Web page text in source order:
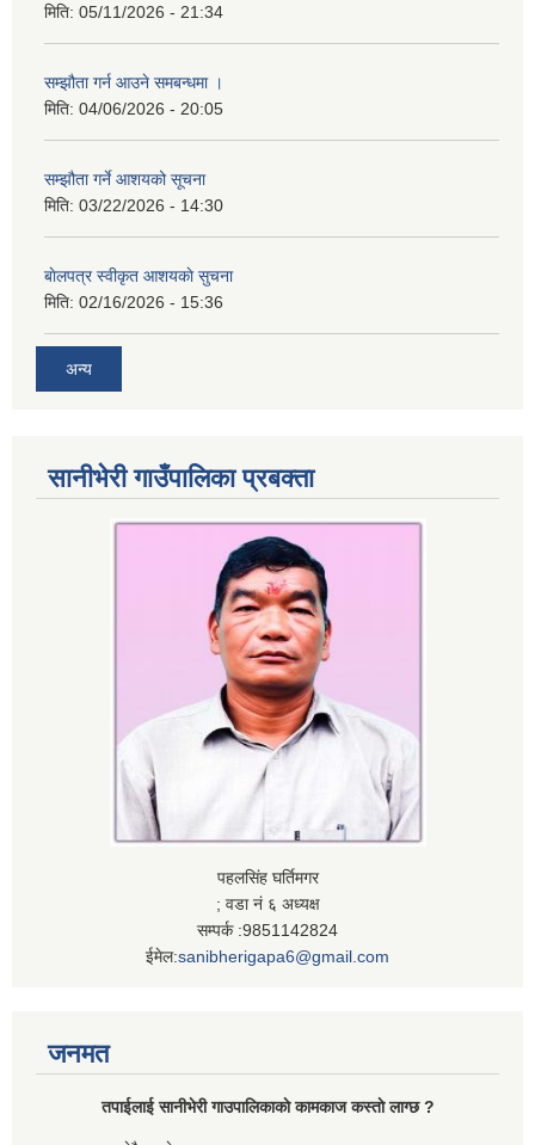
मिति: 05/11/2026 - 21:34
सम्झौता गर्न आउने समबन्धमा ।
मिति: 04/06/2026 - 20:05
सम्झौता गर्ने आशयको सूचना
मिति: 03/22/2026 - 14:30
बाेलपत्र स्वीकृत आशयकाे सुचना
मिति: 02/16/2026 - 15:36
अन्य
सानीभेरी गाउँपालिका प्रबक्ता
पहलसिंह घर्तिमगर
; वडा नं ६ अध्यक्ष
सम्पर्क :9851142824
ईमेल:sanibherigapa6@gmail.com
जनमत
तपाईलाई सानीभेरी गाउपालिकाकाे कामकाज कस्ताे लाग्छ ?